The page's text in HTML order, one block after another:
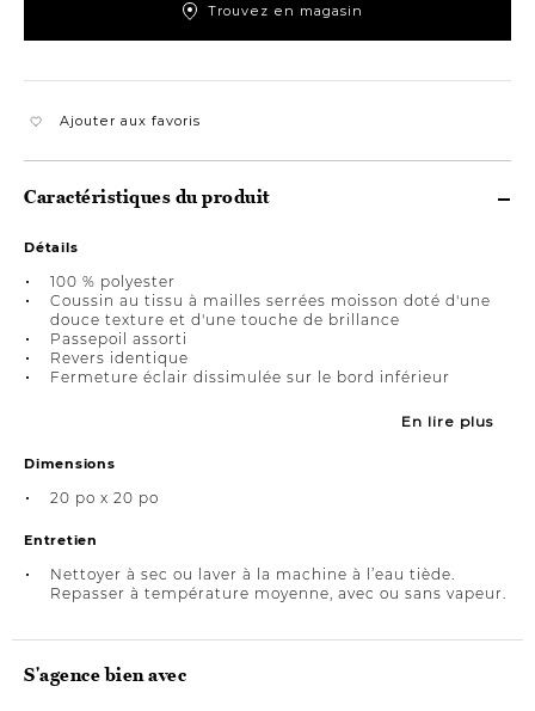
Trouvez en magasin
Ajouter aux favoris
Caractéristiques du produit
Détails
100 % polyester
Coussin au tissu à mailles serrées moisson doté d'une
douce texture et d'une touche de brillance
Passepoil assorti
Revers identique
Fermeture éclair dissimulée sur le bord inférieur
En lire plus
Dimensions
20 po x 20 po
Entretien
Nettoyer à sec ou laver à la machine à l’eau tiède.
Repasser à température moyenne, avec ou sans vapeur.
S'agence bien avec